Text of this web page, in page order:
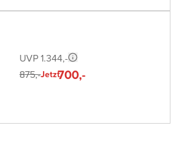
UVP 1.344,-
875,-Jetzt700,-